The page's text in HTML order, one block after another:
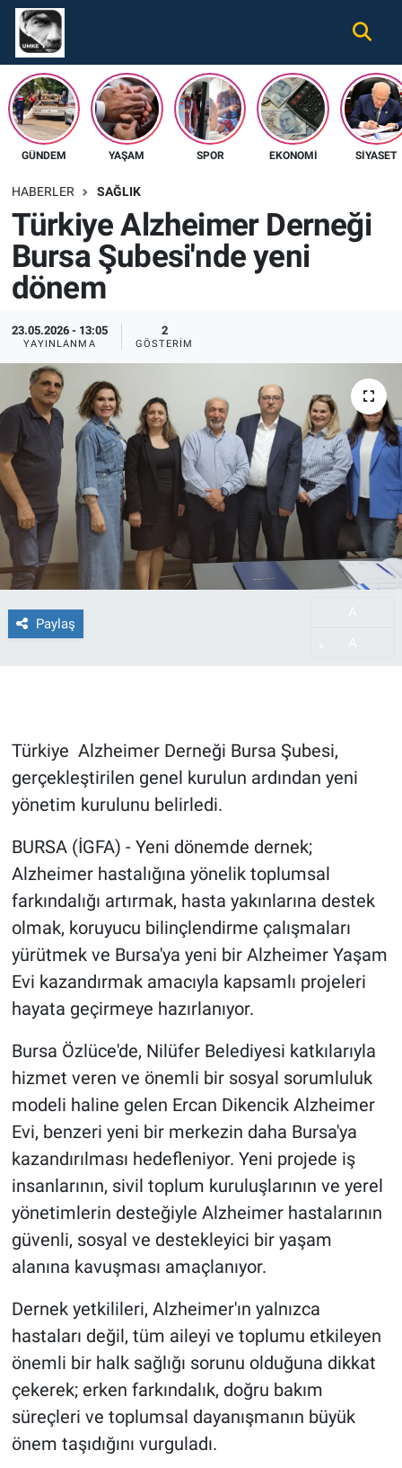
GÜNDEM YAŞAM SPOR EKONOMI SIYASET
HABERLER SAĞLIK
Türkiye Alzheimer Derneği
Bursa Şubesi'nde yeni
dönem
23.05.2026 - 13:05
YAYINLANMA
2
GÖSTERIM
Paylaş
Türkiye Alzheimer Derneği Bursa Şubesi,
gerçekleştirilen genel kurulun ardından yeni
yönetim kurulunu belirledi.
BURSA (İGFA) - Yeni dönemde dernek;
Alzheimer hastalığına yönelik toplumsal
farkındalığı artırmak, hasta yakınlarına destek
olmak, koruyucu bilinçlendirme çalışmaları
yürütmek ve Bursa'ya yeni bir Alzheimer Yaşam
Evi kazandırmak amacıyla kapsamlı projeleri
hayata geçirmeye hazırlanıyor.
Bursa Özlüce'de, Nilüfer Belediyesi katkılarıyla
hizmet veren ve önemli bir sosyal sorumluluk
modeli haline gelen Ercan Dikencik Alzheimer
Evi, benzeri yeni bir merkezin daha Bursa'ya
kazandırılması hedefleniyor. Yeni projede iş
insanlarının, sivil toplum kuruluşlarının ve yerel
yönetimlerin desteğiyle Alzheimer hastalarının
güvenli, sosyal ve destekleyici bir yaşam
alanına kavuşması amaçlanıyor.
Dernek yetkilileri, Alzheimer'ın yalnızca
hastaları değil, tüm aileyi ve toplumu etkileyen
önemli bir halk sağlığı sorunu olduğuna dikkat
çekerek; erken farkındalık, doğru bakım
süreçleri ve toplumsal dayanışmanın büyük
önem taşıdığını vurguladı.
Gündem
Ekonomi
Spor
Tüm Haberler
İletişim
Künye
Nöbetçi Eczaneler
Hava Durumu
Namaz Vakitleri
Süper Lig Puan Durumu ve Fikstür
Tüm Manşetler
Son Dakika Haberleri
Haber Arşivi